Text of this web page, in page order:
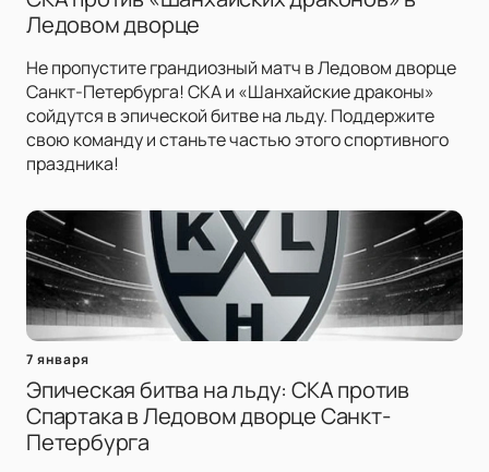
Ледовом дворце
Не пропустите грандиозный матч в Ледовом дворце
Санкт-Петербурга! СКА и «Шанхайские драконы»
сойдутся в эпической битве на льду. Поддержите
свою команду и станьте частью этого спортивного
праздника!
7 января
Эпическая битва на льду: СКА против
Спартака в Ледовом дворце Санкт-
Петербурга